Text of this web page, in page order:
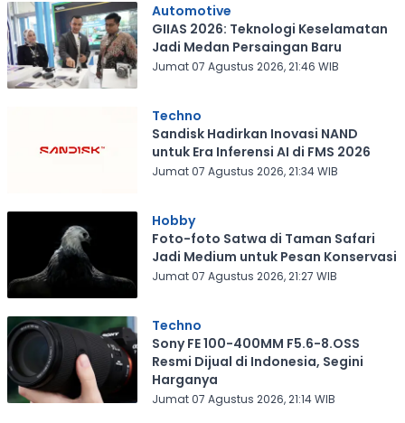
Automotive
GIIAS 2026: Teknologi Keselamatan
Jadi Medan Persaingan Baru
Jumat 07 Agustus 2026, 21:46 WIB
Techno
Sandisk Hadirkan Inovasi NAND
untuk Era Inferensi AI di FMS 2026
Jumat 07 Agustus 2026, 21:34 WIB
Hobby
Foto-foto Satwa di Taman Safari
Jadi Medium untuk Pesan Konservasi
Jumat 07 Agustus 2026, 21:27 WIB
Techno
Sony FE 100-400MM F5.6-8.OSS
Resmi Dijual di Indonesia, Segini
Harganya
Jumat 07 Agustus 2026, 21:14 WIB